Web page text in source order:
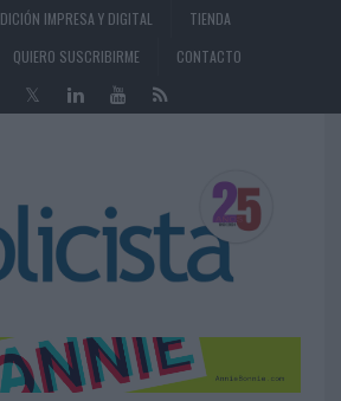
IMPRESA Y DIGITAL
TIENDA
QUIERO SUSCRIBIRME CONTACTO